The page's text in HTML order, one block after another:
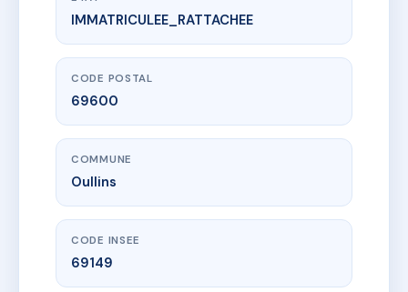
www.vme.plus/AC9213208
5 Jean Jacques Rousseau
5 r jean-jacques rousseau
IMMATRICULEE_RATTACHEE
CODE POSTAL
69600
COMMUNE
Oullins
CODE INSEE
69149